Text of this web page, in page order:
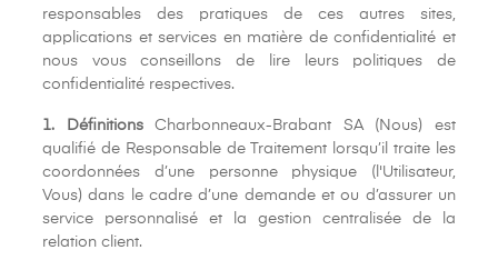
responsables des pratiques de ces autres sites,
applications et services en matière de confidentialité et
nous vous conseillons de lire leurs politiques de
confidentialité respectives.
1. DéfinitionsCharbonneaux-Brabant SA (Nous) est
qualifié de Responsable de Traitement lorsqu’il traite les
coordonnées d’une personne physique (l'Utilisateur,
Vous) dans le cadre d’une demande et ou d’assurer un
service personnalisé et la gestion centralisée de la
relation client.